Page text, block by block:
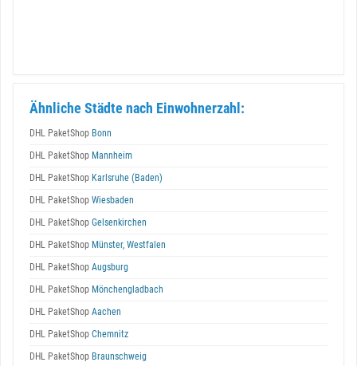
Ähnliche Städte nach Einwohnerzahl:
DHL PaketShop Bonn
DHL PaketShop Mannheim
DHL PaketShop Karlsruhe (Baden)
DHL PaketShop Wiesbaden
DHL PaketShop Gelsenkirchen
DHL PaketShop Münster, Westfalen
DHL PaketShop Augsburg
DHL PaketShop Mönchengladbach
DHL PaketShop Aachen
DHL PaketShop Chemnitz
DHL PaketShop Braunschweig